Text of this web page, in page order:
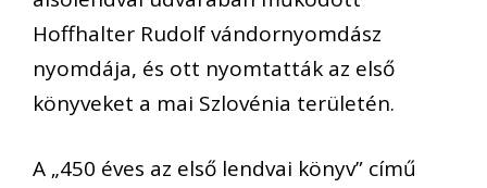
Hoffhalter Rudolf vándornyomdász
nyomdája, és ott nyomtatták az első
könyveket a mai Szlovénia területén.
A „450 éves az első lendvai könyv” című